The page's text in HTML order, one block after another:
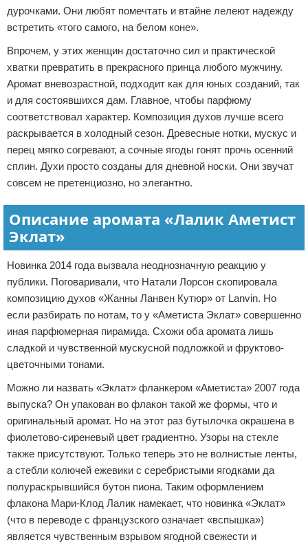
дурочками. Они любят помечтать и втайне лелеют надежду
встретить «того самого, на белом коне».
Впрочем, у этих женщин достаточно сил и практической
хватки превратить в прекрасного принца любого мужчину.
Аромат вневозрастной, подходит как для юных созданий, так
и для состоявшихся дам. Главное, чтобы парфюму
соответствовал характер. Композиция духов лучше всего
раскрывается в холодный сезон. Древесные нотки, мускус и
перец мягко согревают, а сочные ягоды гонят прочь осенний
сплин. Духи просто созданы для дневной носки. Они звучат
совсем не претенциозно, но элегантно.
Описание аромата «Лалик Аметист
Эклат»
Новинка 2014 года вызвала неоднозначную реакцию у
публики. Поговаривали, что Натали Лорсон скопировала
композицию духов «Жанны Ланвен Кутюр» от Lanvin. Но
если разбирать по нотам, то у «Аметиста Эклат» совершенно
иная парфюмерная пирамида. Схожи оба аромата лишь
сладкой и чувственной мускусной подложкой и фруктово-
цветочными тонами.
Можно ли назвать «Эклат» фланкером «Аметиста» 2007 года
выпуска? Он упакован во флакон такой же формы, что и
оригинальный аромат. Но на этот раз бутылочка окрашена в
фиолетово-сиреневый цвет градиентно. Узоры на стекле
также присутствуют. Только теперь это не волнистые ленты,
а стебли колючей ежевики с серебристыми ягодками да
полураскрывшийся бутон пиона. Таким оформлением
флакона Мари-Клод Лалик намекает, что новинка «Эклат»
(что в переводе с французского означает «вспышка»)
является чувственным взрывом ягодной свежести и